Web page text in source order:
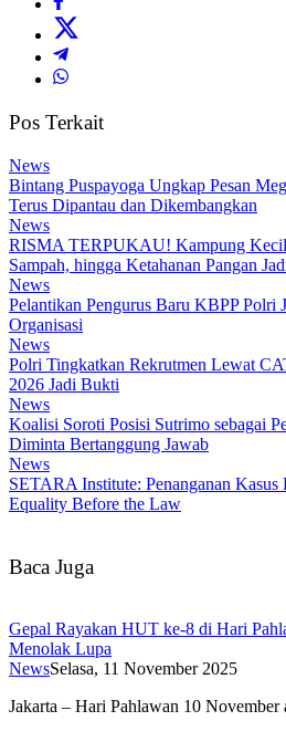
Pos Terkait
News
Bintang Puspayoga Ungkap Pesan
Terus Dipantau dan Dikembangkan
News
RISMA TERPUKAU! Kampung Kecil
Sampah, hingga Ketahanan Pangan
News
Pelantikan Pengurus Baru KBPP Polri
Organisasi
News
Polri Tingkatkan Rekrutmen Lewat
2026 Jadi Bukti
News
Koalisi Soroti Posisi Sutrimo sebagai
Diminta Bertanggung Jawab
News
SETARA Institute: Penanganan
Equality Before the Law
Baca Juga
Gepal Rayakan HUT ke-8 di Hari
Menolak Lupa
NewsSelasa, 11 November 2025
Jakarta – Hari Pahlawan 10